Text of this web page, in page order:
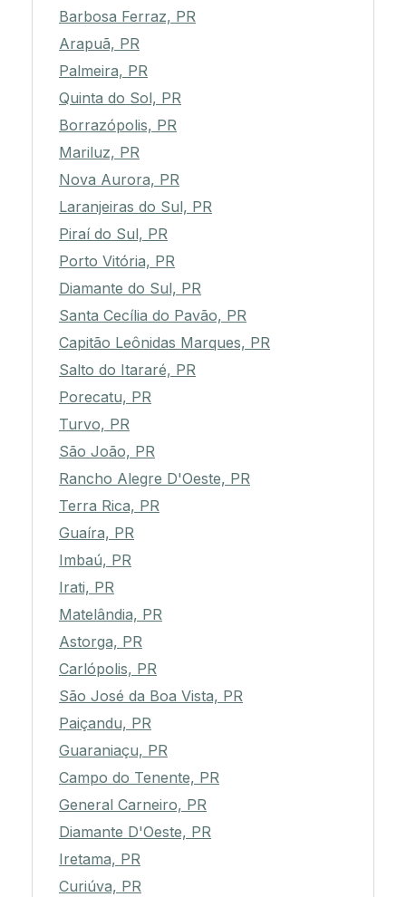
Barbosa Ferraz, PR
Arapuã, PR
Palmeira, PR
Quinta do Sol, PR
Borrazópolis, PR
Mariluz, PR
Nova Aurora, PR
Laranjeiras do Sul, PR
Piraí do Sul, PR
Porto Vitória, PR
Diamante do Sul, PR
Santa Cecília do Pavão, PR
Capitão Leônidas Marques, PR
Salto do Itararé, PR
Porecatu, PR
Turvo, PR
São João, PR
Rancho Alegre D'Oeste, PR
Terra Rica, PR
Guaíra, PR
Imbaú, PR
Irati, PR
Matelândia, PR
Astorga, PR
Carlópolis, PR
São José da Boa Vista, PR
Paiçandu, PR
Guaraniaçu, PR
Campo do Tenente, PR
General Carneiro, PR
Diamante D'Oeste, PR
Iretama, PR
Curiúva, PR